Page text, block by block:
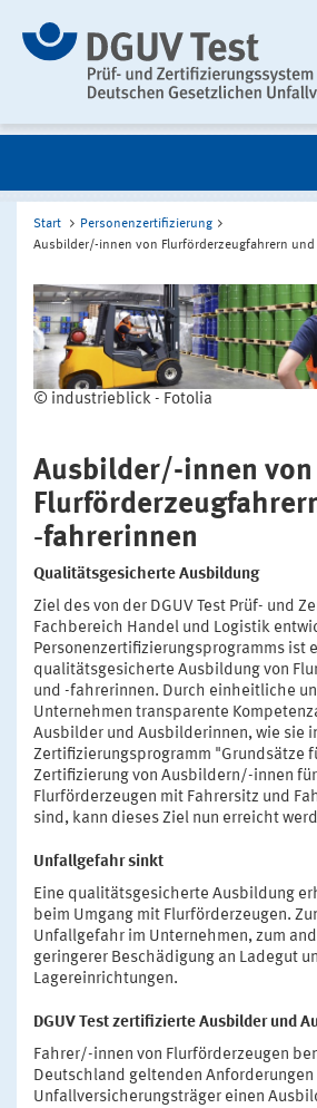
Start
Personenzertifizierung
Ausbilder/-innen von Flurförderzeugfahrern
© industrieblick - Fotolia
Ausbilder/-innen von
‑fahrerinnen
Qualitätsgesicherte Ausbildung
Ziel des von der DGUV Test Prüf- und
Fachbereich Handel und Logistik
Personenzertifizierungsprogramms ist
qualitätsgesicherte Ausbildung von
und -fahrerinnen. Durch einheitliche
Unternehmen transparente
Ausbilder und Ausbilderinnen, wie sie
Zertifizierungsprogramm "Grundsätze
Zertifizierung von Ausbildern/-innen
Flurförderzeugen mit Fahrersitz und
sind, kann dieses Ziel nun erreicht
Unfallgefahr sinkt
Eine qualitätsgesicherte Ausbildung
beim Umgang mit Flurförderzeugen.
Unfallgefahr im Unternehmen, zum
geringerer Beschädigung an Ladegut
Lagereinrichtungen.
DGUV Test zertifizierte Ausbilder und
Fahrer/-innen von Flurförderzeugen
Deutschland geltenden Anforderungen
Unfallversicherungsträger einen